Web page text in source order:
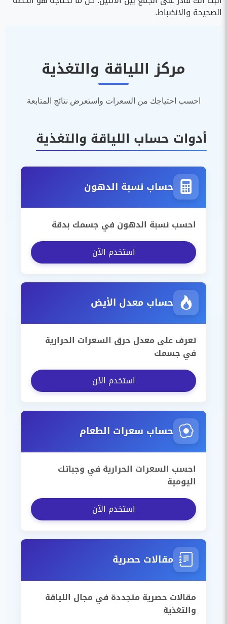
الصحيحة والانضباط.
مركز اللياقة والتغذية
احسب احتياجك من السعرات واستعرض نتائج المتابعة
أدوات حساب اللياقة والتغذية
حساب نسبة الدهون
احسب نسبة الدهون في جسمك بدقة
استخدم الآن
حساب معدل الأيض
تعرف على معدل حرق السعرات الحرارية
في جسمك
استخدم الآن
حساب سعرات الطعام
احسب السعرات الحرارية في وجباتك
اليومية
استخدم الآن
مقالات حصرية
مقالات حصرية متجددة في مجال اللياقة
والتغذية